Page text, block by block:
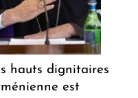
hauts dignitaires
est